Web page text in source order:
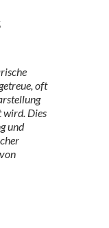
oft
Dies
und